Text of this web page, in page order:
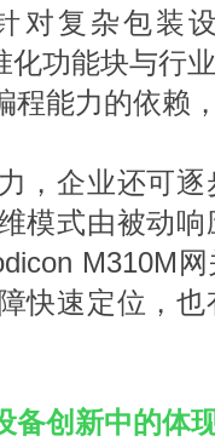
复杂包装
化功能块与行
程能力的依赖
，企业还可
模式由被动
M310M
快速定位，
备创新中的体